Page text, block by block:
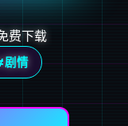
费下载
剧情